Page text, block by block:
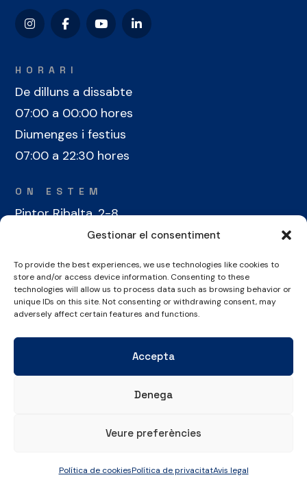
Gestionar el consentiment
To provide the best experiences, we use technologies like cookies to
store and/or access device information. Consenting to these
technologies will allow us to process data such as browsing behavior or
unique IDs on this site. Not consenting or withdrawing consent, may
adversely affect certain features and functions.
Accepta
Denega
Veure preferències
Política de cookiesPolítica de privacitatAvis legal
HORARI
De dilluns a dissabte
07:00 a 00:00 hores
Diumenges i festius
07:00 a 22:30 hores
ON ESTEM
Pintor Ribalta, 2-8
08028 Barcelona
CONTACTE
+34 934 486 350
cel@laieta.cat